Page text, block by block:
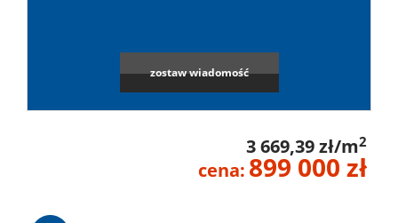
Hale
zostaw wiadomość
3 669,39 zł/m2
cena: 899 000 zł